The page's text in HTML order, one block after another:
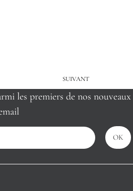
SUIVANT
les premiers de nos nouveaux
OK